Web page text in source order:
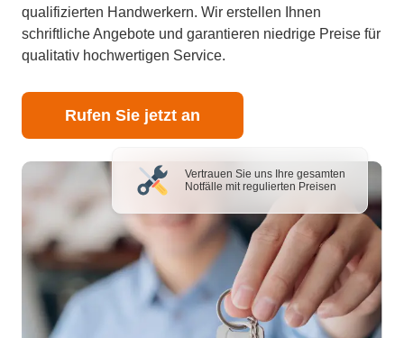
qualifizierten Handwerkern. Wir erstellen Ihnen
schriftliche Angebote und garantieren niedrige Preise für
qualitativ hochwertigen Service.
Rufen Sie jetzt an
Vertrauen Sie uns Ihre gesamten
Notfälle mit regulierten Preisen